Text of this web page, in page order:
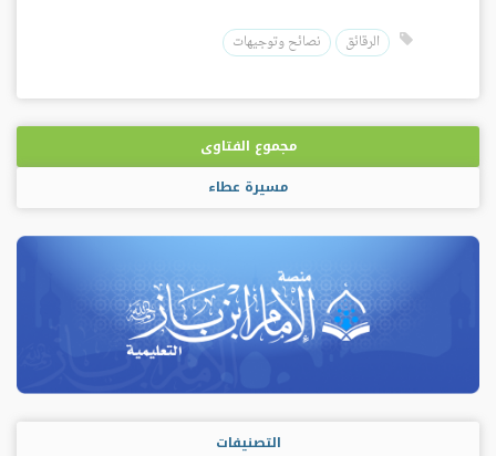
الرقائق نصائح وتوجيهات
مجموع الفتاوى
مسيرة عطاء
التصنيفات